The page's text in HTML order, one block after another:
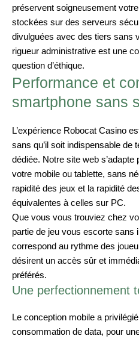
préservent soigneusement
stockées sur des serveurs
divulguées avec des tiers sans
rigueur administrative est une
question d’éthique.
Performance et
smartphone sans
L’expérience Robocat Casino
sans qu’il soit indispensable de
dédiée. Notre site web s’adapte
votre mobile ou tablette, sans
rapidité des jeux et la rapidité
équivalentes à celles sur PC.
Que vous vous trouviez chez
partie de jeu vous escorte sans
correspond au rythme des
désirent un accès sûr et
préférés.
Une perfectionnement
Le conception mobile a
consommation de data, pour